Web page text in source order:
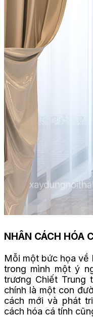
NHÂN CÁCH HÓA
Mỗi một bức họa về
trong mình một ý
trương Chiết Trung
chính là một con
cách mới và phát
cách hóa cá tính